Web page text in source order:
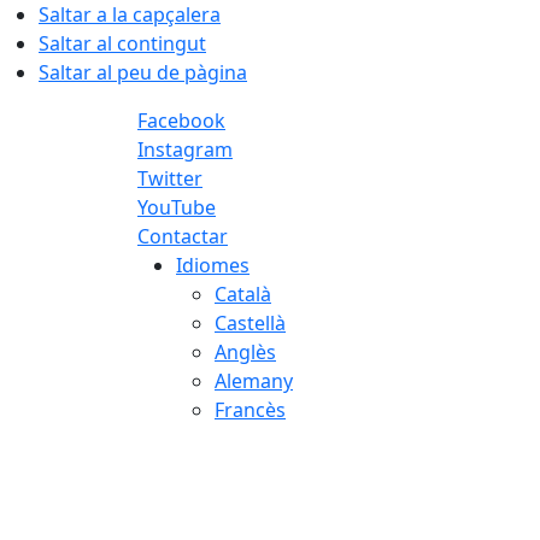
Saltar a la capçalera
Saltar al contingut
Saltar al peu de pàgina
Facebook
Instagram
Twitter
YouTube
Contactar
Idiomes
Català
Castellà
Anglès
Alemany
Francès